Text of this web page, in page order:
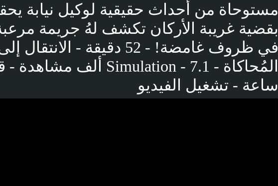
مستوحاة من أحداث حقيقية لوكيل نيابة
بقضية غريبة الأركان تكشف لهُ جريمة
في ظروف غامضة! - 52 دقيقة -
ساعة - تشغيل الفيديو